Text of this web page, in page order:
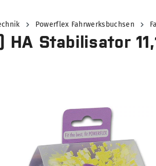
Powerflex Fahrwerksbuchsen
HA Stabilisator